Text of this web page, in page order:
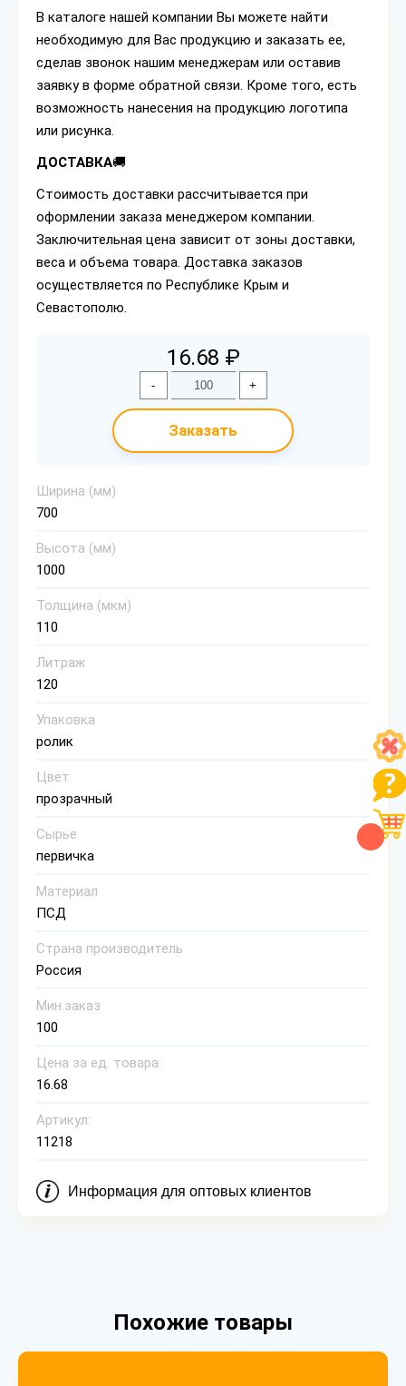
В каталоге нашей компании Вы можете найти
необходимую для Вас продукцию и заказать ее,
сделав звонок нашим менеджерам или оставив
заявку в форме обратной связи. Кроме того, есть
возможность нанесения на продукцию логотипа
или рисунка.
ДОСТАВКА🚚
Стоимость доставки рассчитывается при
оформлении заказа менеджером компании.
Заключительная цена зависит от зоны доставки,
веса и объема товара. Доставка заказов
осуществляется по Республике Крым и
Севастополю.
16.68 ₽
- +
Заказать
Ширина (мм)
700
Высота (мм)
1000
Толщина (мкм)
110
Литраж
120
Упаковка
ролик
Цвет
прозрачный
Сырье
первичка
Материал
ПСД
Страна производитель
Россия
Мин.заказ
100
Цена за ед. товара:
16.68
Артикул:
11218
Информация для оптовых клиентов
Похожие товары